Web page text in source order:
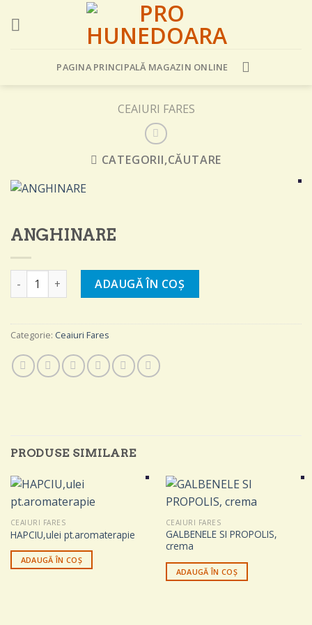
PAGINA PRINCIPALĂ MAGAZIN ONLINE
CEAIURI FARES
CATEGORII,CĂUTARE
ANGHINARE
Cantitate ANGHINAREADAUGĂ ÎN COȘ
Categorie: Ceaiuri Fares
PRODUSE SIMILARE
CEAIURI FARES
HAPCIU,ulei pt.aromaterapie
ADAUGĂ ÎN COȘ
CEAIURI FARES
GALBENELE SI PROPOLIS,
crema
ADAUGĂ ÎN COȘ